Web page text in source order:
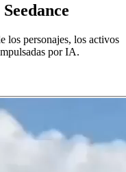
los personajes, los activos
por IA.